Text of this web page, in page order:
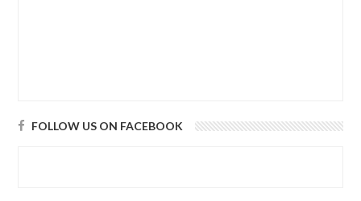
FOLLOW US ON FACEBOOK